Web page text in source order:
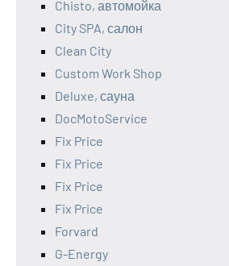
Chisto, автомойка
City SPA, салон
Clean City
Custom Work Shop
Deluxe, сауна
DocMotoService
Fix Price
Fix Price
Fix Price
Fix Price
Forvard
G-Energy